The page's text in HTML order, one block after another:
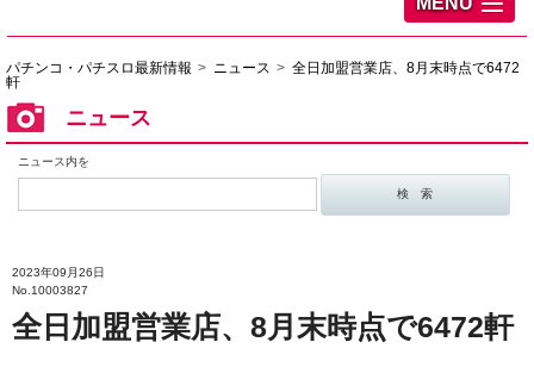
パチンコ・パチスロ最新情報 ニュース
全日加盟営業店、8月末時点で6472
軒
ニュース
ニュース内を
2023年09月26日
No.10003827
全日加盟営業店、8月末時点で6472軒